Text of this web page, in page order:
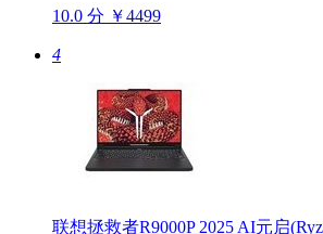
10.0 分 ￥4499
4
联想拯救者R9000P 2025 AI元启